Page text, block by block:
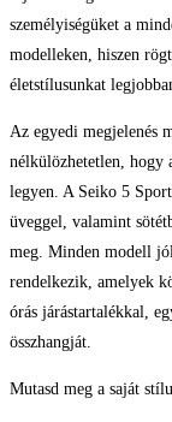
személyiségüket a
modelleken, hiszen
életstílusunkat
Az egyedi megjelenés
nélkülözhetetlen, hogy
legyen. A Seiko 5
üveggel, valamint
meg. Minden modell
rendelkezik, amelyek
órás járástartalékkal,
összhangját.
Mutasd meg a saját